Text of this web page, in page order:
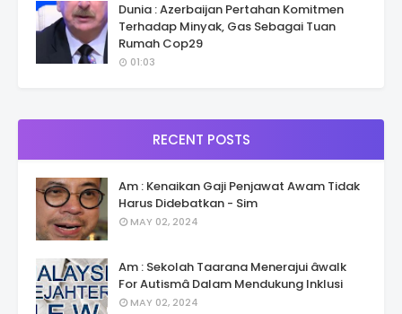
Dunia : Azerbaijan Pertahan Komitmen
Terhadap Minyak, Gas Sebagai Tuan
Rumah Cop29
01:03
RECENT POSTS
Am : Kenaikan Gaji Penjawat Awam Tidak
Harus Didebatkan - Sim
MAY 02, 2024
Am : Sekolah Taarana Menerajui âwalk
For Autismâ Dalam Mendukung Inklusi
MAY 02, 2024